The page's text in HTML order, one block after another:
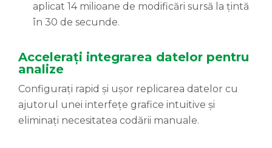
aplicat 14 milioane de modificări sursă la țintă
în 30 de secunde.
Accelerați integrarea datelor pentru
analize
Configurați rapid și ușor replicarea datelor cu
ajutorul unei interfețe grafice intuitive și
eliminați necesitatea codării manuale.